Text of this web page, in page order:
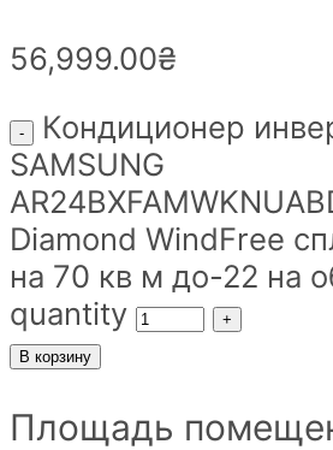
56,999.00₴
Кондиционер
SAMSUNG
Diamond WindFree
на 70 кв м до-22 на
quantity
В корзину
Площадь